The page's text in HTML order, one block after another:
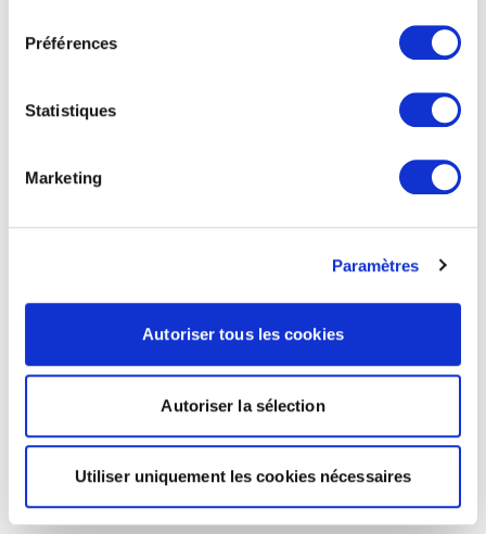
Préférences
Statistiques
Marketing
Paramètres
Autoriser tous les cookies
Autoriser la sélection
Utiliser uniquement les cookies nécessaires